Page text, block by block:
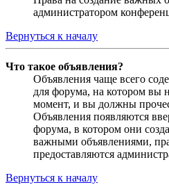
администратором
Вернуться к началу
Что такое объявления?
Объявления чаще всего
для форума, на котором вы
момент, и вы должны
Объявления появляются
форума, в котором они
важными объявлениями,
предоставляются
Вернуться к началу